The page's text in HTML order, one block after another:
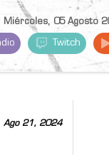
Miércoles, 05 Agosto
Twitch
Ago 21, 2024